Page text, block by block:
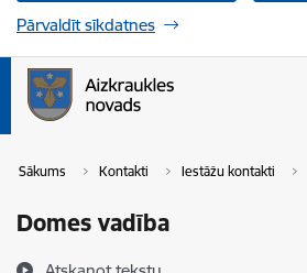
Pārvaldīt sīkdatnes
Sākums Kontakti Iestāžu kontakti
Domes vadība